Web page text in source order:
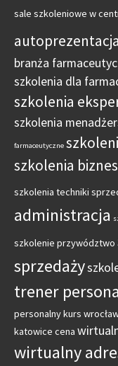
sale szkoleniowe w
autoprezentacja
branża
szkolenia dla
szkolenia
szkolenia
farmaceutyczne
szkolenia
szkolenia techniki
administracja
szkolenie przywództwo
sprzedaży
trener
personalny kurs
katowice cena
wirtualny